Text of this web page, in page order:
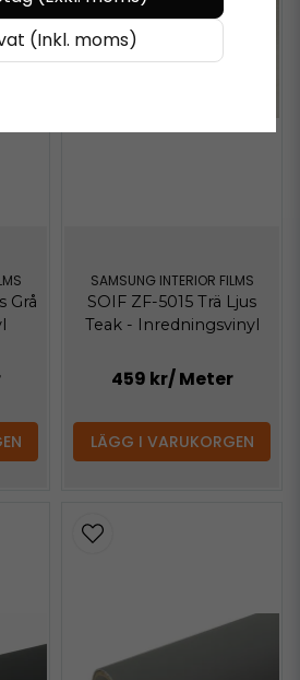
Grå
SAMSUNG INTERIOR FILMS
SOIF ZF-5015 Trä Ljus
Teak - Inredningsvinyl
459 kr/ Meter
LÄGG I VARUKORGEN
(Inkl. moms)